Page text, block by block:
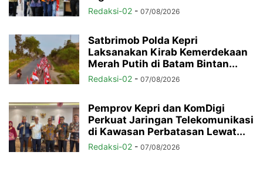
Redaksi-02 - 07/08/2026
Satbrimob Polda Kepri
Laksanakan Kirab Kemerdekaan
Merah Putih di Batam Bintan...
Redaksi-02 - 07/08/2026
Pemprov Kepri dan KomDigi
Perkuat Jaringan Telekomunikasi
di Kawasan Perbatasan Lewat...
Redaksi-02 - 07/08/2026